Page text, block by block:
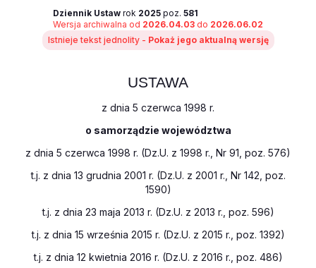
Dziennik Ustaw rok 2025 poz. 581
Wersja archiwalna od 2026.04.03 do 2026.06.02
Istnieje tekst jednolity - Pokaż jego aktualną wersję
USTAWA
z dnia 5 czerwca 1998 r.
o samorządzie województwa
z dnia 5 czerwca 1998 r. (Dz.U. z 1998 r., Nr 91, poz. 576)
t.j. z dnia 13 grudnia 2001 r. (Dz.U. z 2001 r., Nr 142, poz.
1590)
t.j. z dnia 23 maja 2013 r. (Dz.U. z 2013 r., poz. 596)
t.j. z dnia 15 września 2015 r. (Dz.U. z 2015 r., poz. 1392)
t.j. z dnia 12 kwietnia 2016 r. (Dz.U. z 2016 r., poz. 486)